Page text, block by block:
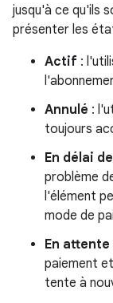
jusqu'à ce qu'ils
présenter les
Actif :
Annulé :
toujours
En délai
problème
l'élément
mode de
En attente
paiement
tente à